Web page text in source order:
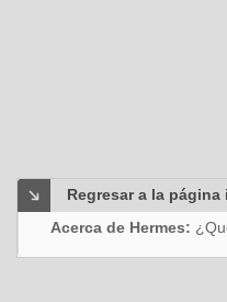
Regresar a la página
Acerca de Hermes: